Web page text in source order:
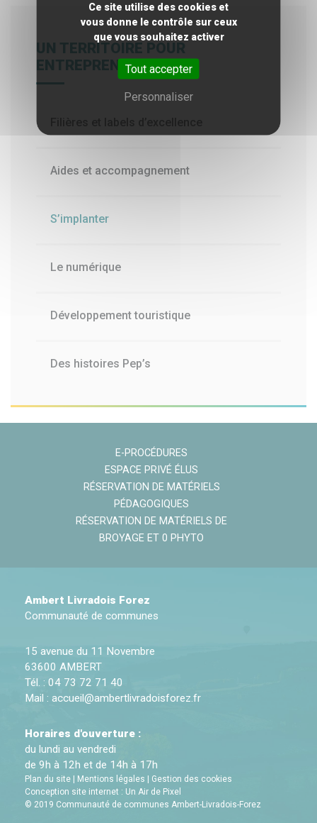
UN TERRITOIRE POUR
ENTREPRENDRE
Aides et accompagnement
S’implanter
Le numérique
Développement touristique
Des histoires Pep’s
E-PROCÉDURES
ESPACE PRIVÉ ÉLUS
RÉSERVATION DE MATÉRIELS
PÉDAGOGIQUES
RÉSERVATION DE MATÉRIELS DE
BROYAGE ET 0 PHYTO
Ambert Livradois Forez
Communauté de communes
15 avenue du 11 Novembre
63600 AMBERT
Tél. : 04 73 72 71 40
Mail : accueil@ambertlivradoisforez.fr
Horaires d'ouverture :
du lundi au vendredi
de 9h à 12h et de 14h à 17h
Plan du site Mentions légales
Gestion des cookies
Conception site internet : Un Air de Pixel
© 2019 Communauté de communes Ambert-Livradois-Forez
Ce site utilise des cookies et
vous donne le contrôle sur ceux
que vous souhaitez activer
Tout accepter
Personnaliser